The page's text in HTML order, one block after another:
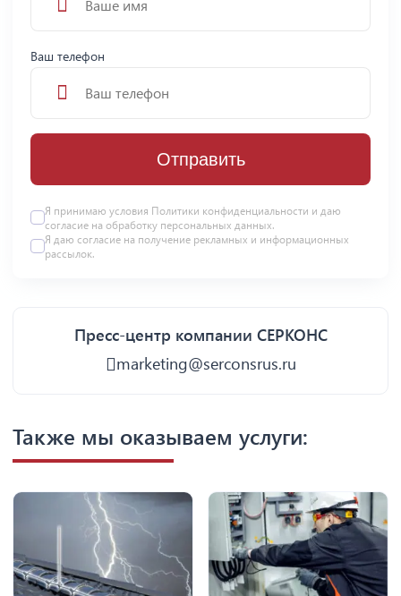
Ваш телефон
Отправить
Я принимаю условия Политики конфиденциальности и даю
согласие на обработку персональных данных.
Я даю согласие на получение рекламных и информационных
рассылок.
Пресс-центр компании СЕРКОНС
marketing@serconsrus.ru
Также мы оказываем услуги: